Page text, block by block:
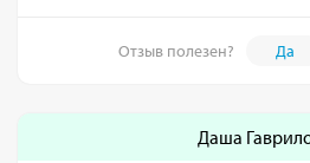
Отзыв полезен? Да
Даша